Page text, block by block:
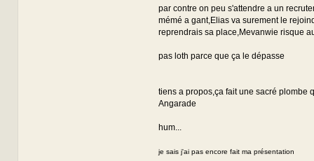
par contre on peu s'attendre a un
mémé a gant,Elias va surement le
reprendrais sa place,Mevanwie risque
pas loth parce que ça le dépasse
tiens a propos,ça fait une sacré plombe
Angarade
hum...
je sais j'ai pas encore fait ma présentation